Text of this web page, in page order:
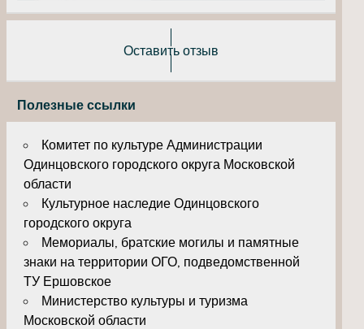
Оставить отзыв
Полезные ссылки
Комитет по культуре Администрации
Одинцовского городского округа Московской
области
Культурное наследие Одинцовского
городского округа
Мемориалы, братские могилы и памятные
знаки на территории ОГО, подведомственной
ТУ Ершовское
Министерство культуры и туризма
Московской области